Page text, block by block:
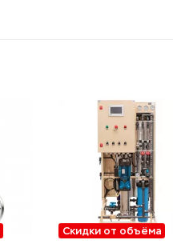
Скидки от объёма